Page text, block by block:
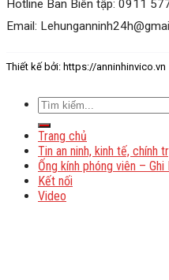
Hotline Ban Biên tập: 0911
Email:
Thiết kế bởi: https://anninhinvico.vn
Trang chủ
Tin an ninh, kinh tế, chính
Ống kính phóng viên – Ghi
Kết nối
Video